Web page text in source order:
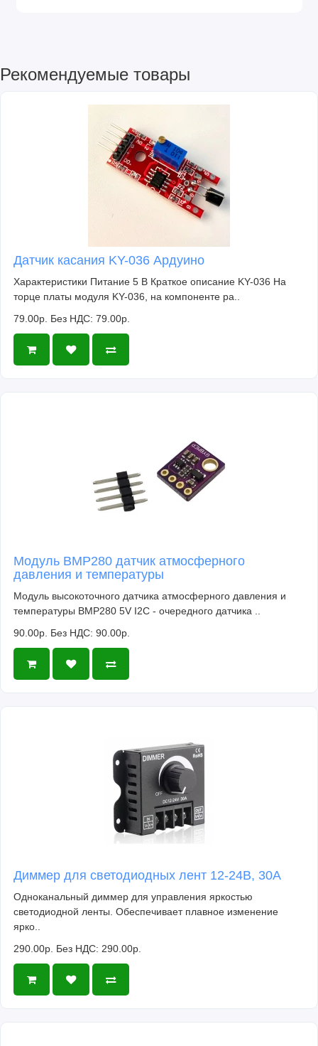
Рекомендуемые товары
Датчик касания KY-036 Ардуино
Характеристики Питание 5 В Краткое описание KY-036 На
торце платы модуля KY-036, на компоненте ра..
79.00р. Без НДС: 79.00р.
Модуль BMP280 датчик атмосферного
давления и температуры
Модуль высокоточного датчика атмосферного давления и
температуры BMP280 5V I2C - очередного датчика ..
90.00р. Без НДС: 90.00р.
Диммер для светодиодных лент 12-24В, 30А
Одноканальный диммер для управления яркостью
светодиодной ленты. Обеспечивает плавное изменение
ярко..
290.00р. Без НДС: 290.00р.